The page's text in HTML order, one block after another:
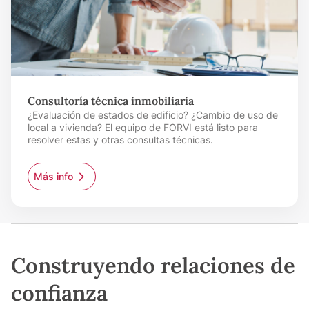
Consultoría técnica inmobiliaria
¿Evaluación de estados de edificio? ¿Cambio de uso de
local a vivienda? El equipo de FORVI está listo para
resolver estas y otras consultas técnicas.
Más info
Construyendo relaciones de
confianza